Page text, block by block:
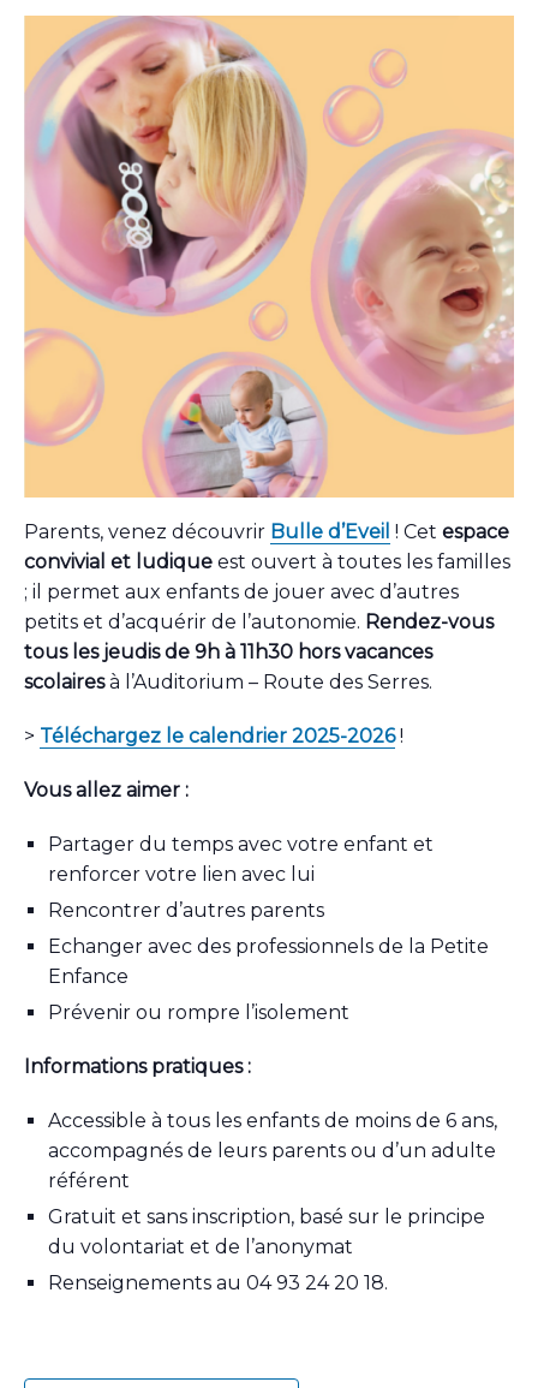
Parents, venez découvrir Bulle d’Eveil ! Cet espace
convivial et ludique est ouvert à toutes les familles
; il permet aux enfants de jouer avec d’autres
petits et d’acquérir de l’autonomie. Rendez-vous
tous les jeudis de 9h à 11h30 hors vacances
scolairesà l’Auditorium – Route des Serres.
> Téléchargez le calendrier 2025-2026!
Vous allez aimer :
Partager du temps avec votre enfant et
renforcer votre lien avec lui
Rencontrer d’autres parents
Echanger avec des professionnels de la Petite
Enfance
Prévenir ou rompre l’isolement
Informations pratiques :
Accessible à tous les enfants de moins de 6 ans,
accompagnés de leurs parents ou d’un adulte
référent
Gratuit et sans inscription, basé sur le principe
du volontariat et de l’anonymat
Renseignements au 04 93 24 20 18.